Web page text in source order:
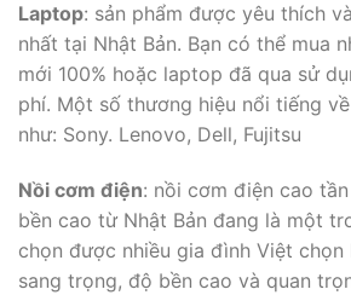
Laptop: sản phẩm được yêu thích
nhất tại Nhật Bản. Bạn có thể mua
mới 100% hoặc laptop đã qua sử
phí. Một số thương hiệu nổi tiếng
như: Sony. Lenovo, Dell, Fujitsu
Nồi cơm điện: nồi cơm điện cao
bền cao từ Nhật Bản đang là một
chọn được nhiều gia đình Việt chọn
sang trọng, độ bền cao và quan